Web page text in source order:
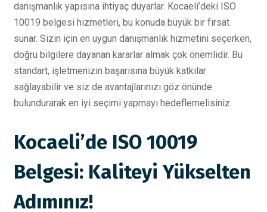
danışmanlık yapısına ihtiyaç duyarlar. Kocaeli’deki ISO
10019 belgesi hizmetleri, bu konuda büyük bir fırsat
sunar. Sizin için en uygun danışmanlık hizmetini seçerken,
doğru bilgilere dayanan kararlar almak çok önemlidir. Bu
standart, işletmenizin başarısına büyük katkılar
sağlayabilir ve siz de avantajlarınızı göz önünde
bulundurarak en iyi seçimi yapmayı hedeflemelisiniz.
Kocaeli’de ISO 10019
Belgesi: Kaliteyi Yükselten
Adımınız!